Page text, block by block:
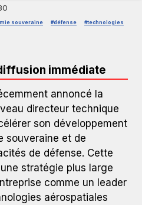
souveraine #défense #technologies
immédiate
annoncé la
directeur technique
son développement
souveraine et de
de défense. Cette
stratégie plus large
comme un leader
aérospatiales